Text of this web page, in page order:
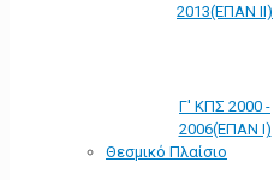
2013(ΕΠΑΝ ΙΙ)
Γ' ΚΠΣ 2000 -
2006(ΕΠΑΝ Ι)
Θεσμικό Πλαίσιο